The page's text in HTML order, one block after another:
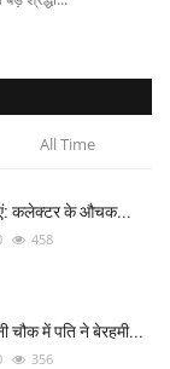
All Time
कलेक्टर के औचक...
458
चौक में पति ने बेरहमी...
356